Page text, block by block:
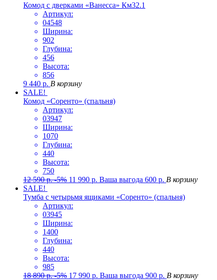
Комод с дверками «Ванесса» Км32.1
Артикул:
04548
Ширина:
902
Глубина:
456
Высота:
856
9 440 р. В корзину
SALE!
Комод «Соренто» (спальня)
Артикул:
03947
Ширина:
1070
Глубина:
440
Высота:
750
12 590р. -5% 11 990 р. Ваша выгода 600 р. В корзину
SALE!
Тумба с четырьмя ящиками «Соренто» (спальня)
Артикул:
03945
Ширина:
1400
Глубина:
440
Высота:
985
18 890р. -5% 17 990 р. Ваша выгода 900 р. В корзину